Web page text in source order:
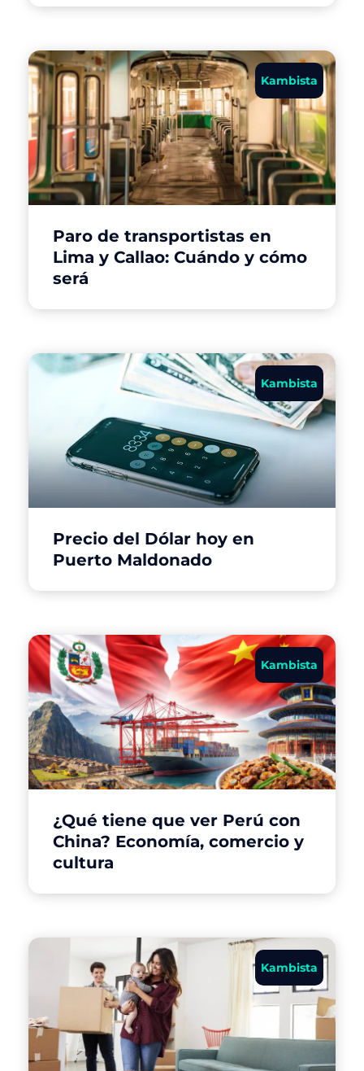
Kambista
Paro de transportistas en
Lima y Callao: Cuándo y cómo
será
Kambista
Precio del Dólar hoy en
Puerto Maldonado
Kambista
¿Qué tiene que ver Perú con
China? Economía, comercio y
cultura
Kambista